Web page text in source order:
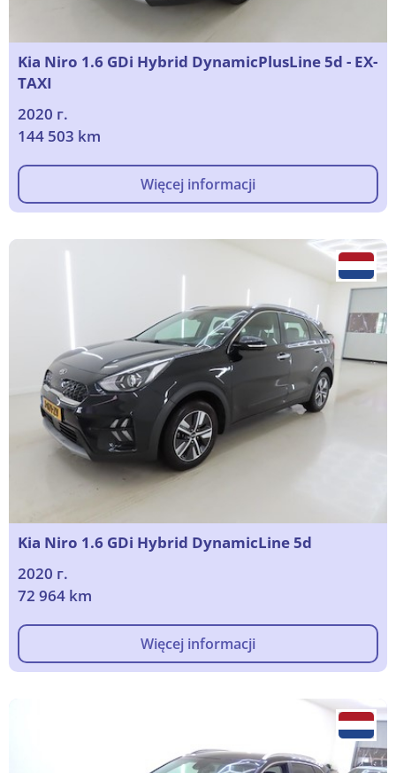
Kia Niro 1.6 GDi Hybrid DynamicPlusLine 5d - EX-
TAXI
2020 г.
144 503 km
Więcej informacji
Kia Niro 1.6 GDi Hybrid DynamicLine 5d
2020 г.
72 964 km
Więcej informacji